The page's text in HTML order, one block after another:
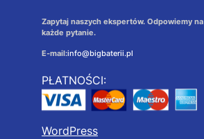
Zapytaj naszych ekspertów. Odpowiemy na
każde pytanie.
E-mail:info@bigbaterii.pl
PŁATNOŚCI:
WordPress